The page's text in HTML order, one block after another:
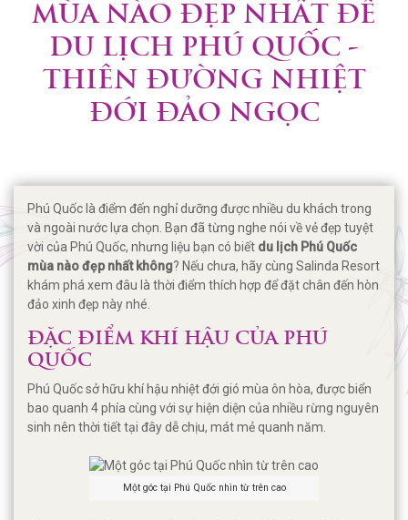
MÙA NÀO ĐẸP NHẤT ĐỂ
DU LỊCH PHÚ QUỐC -
THIÊN ĐƯỜNG NHIỆT
ĐỚI ĐẢO NGỌC
Phú Quốc là điểm đến nghỉ dưỡng được nhiều du khách trong
và ngoài nước lựa chọn. Bạn đã từng nghe nói về vẻ đẹp tuyệt
vời của Phú Quốc, nhưng liệu bạn có biết du lịch Phú Quốc
mùa nào đẹp nhất không? Nếu chưa, hãy cùng Salinda Resort
khám phá xem đâu là thời điểm thích hợp để đặt chân đến hòn
đảo xinh đẹp này nhé.
ĐẶC ĐIỂM KHÍ HẬU CỦA PHÚ
QUỐC
Phú Quốc sở hữu khí hậu nhiệt đới gió mùa ôn hòa, được biển
bao quanh 4 phía cùng với sự hiện diện của nhiều rừng nguyên
sinh nên thời tiết tại đây dễ chịu, mát mẻ quanh năm.
Một góc tại Phú Quốc nhìn từ trên cao